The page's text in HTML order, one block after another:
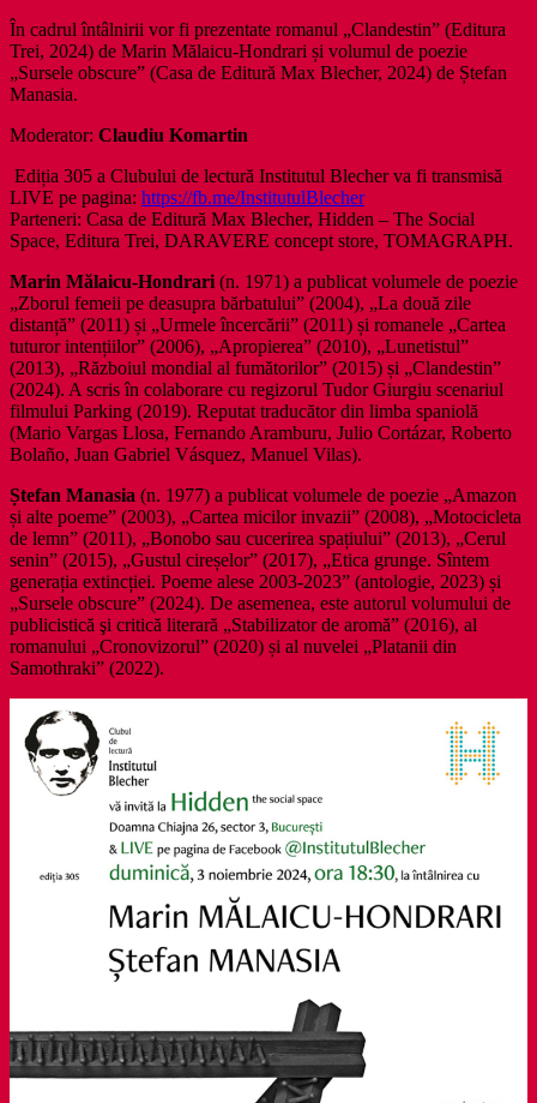
În cadrul întâlnirii vor fi prezentate romanul „Clandestin” (Editura
Trei, 2024) de Marin Mălaicu-Hondrari și volumul de poezie
„Sursele obscure” (Casa de Editură Max Blecher, 2024) de Ștefan
Manasia.
Moderator: Claudiu Komartin
Ediția 305 a Clubului de lectură Institutul Blecher va fi transmisă
LIVE pe pagina: https://fb.me/InstitutulBlecher
Parteneri: Casa de Editură Max Blecher, Hidden – The Social
Space, Editura Trei, DARAVERE concept store, TOMAGRAPH.
Marin Mălaicu-Hondrari (n. 1971) a publicat volumele de poezie
„Zborul femeii pe deasupra bărbatului” (2004), „La două zile
distanță” (2011) și „Urmele încercării” (2011) și romanele „Cartea
tuturor intențiilor” (2006), „Apropierea” (2010), „Lunetistul”
(2013), „Războiul mondial al fumătorilor” (2015) și „Clandestin”
(2024). A scris în colaborare cu regizorul Tudor Giurgiu scenariul
filmului Parking (2019). Reputat traducător din limba spaniolă
(Mario Vargas Llosa, Fernando Aramburu, Julio Cortázar, Roberto
Bolaño, Juan Gabriel Vásquez, Manuel Vilas).
Ștefan Manasia (n. 1977) a publicat volumele de poezie „Amazon
și alte poeme” (2003), „Cartea micilor invazii” (2008), „Motocicleta
de lemn” (2011), „Bonobo sau cucerirea spațiului” (2013), „Cerul
senin” (2015), „Gustul cireșelor” (2017), „Etica grunge. Sîntem
generația extincției. Poeme alese 2003-2023” (antologie, 2023) și
„Sursele obscure” (2024). De asemenea, este autorul volumului de
publicistică şi critică literară „Stabilizator de aromă” (2016), al
romanului „Cronovizorul” (2020) și al nuvelei „Platanii din
Samothraki” (2022).